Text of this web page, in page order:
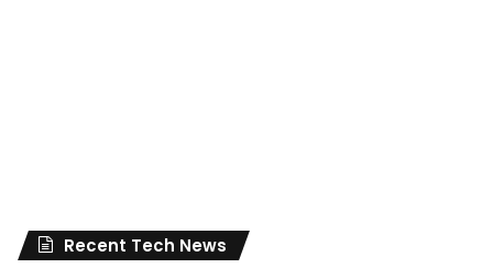
Recent Tech News